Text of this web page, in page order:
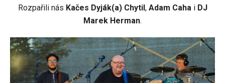
Rozpařili nás Kačes Dyják(a) Chytil, Adam Cahai DJ
Marek Herman.